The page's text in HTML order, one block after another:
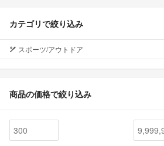
カテゴリで絞り込み
スポーツ/アウトドア
商品の価格で絞り込み